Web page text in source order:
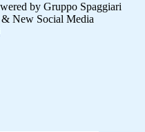
by Gruppo Spaggiari
New Social Media